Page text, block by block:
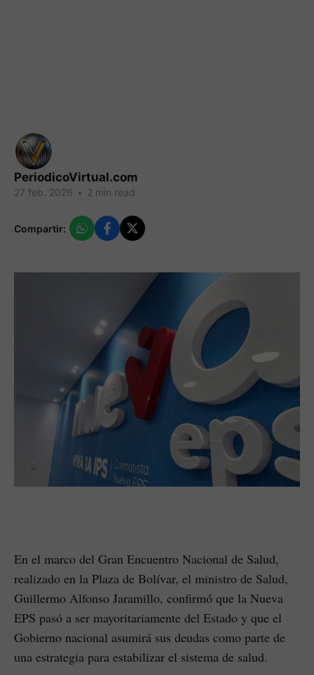
PeriodicoVirtual.com
27 feb. 2026 • 2 min read
Compartir:
En el marco del Gran Encuentro Nacional de Salud,
realizado en la Plaza de Bolívar, el ministro de Salud,
Guillermo Alfonso Jaramillo, confirmó que la Nueva
EPS pasó a ser mayoritariamente del Estado y que el
Gobierno nacional asumirá sus deudas como parte de
una estrategia para estabilizar el sistema de salud.